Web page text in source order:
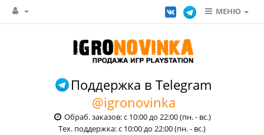
МЕНЮ
Поддержка в Telegram
@igronovinka
Обраб. заказов: с 10:00 до 22:00 (пн. - вс.)
Тех. поддержка: с 10:00 до 22:00 (пн. - вс.)